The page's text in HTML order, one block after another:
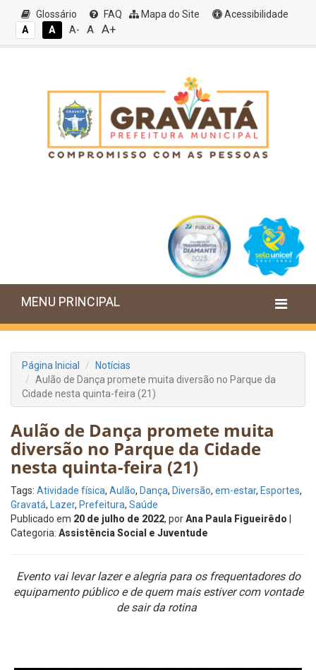
Glossário FAQ Mapa do Site
Acessibilidade
A
A A- A A+
MENU PRINCIPAL
Página Inicial
Notícias
Aulão de Dança promete muita diversão no Parque da
Cidade nesta quinta-feira (21)
Aulão de Dança promete muita
diversão no Parque da Cidade
nesta quinta-feira (21)
Tags: Atividade física, Aulão, Dança, Diversão, em-estar, Esportes,
Gravatá, Lazer, Prefeitura, Saúde
Publicado em 20 de julho de 2022, porAna Paula Figueirêdo
Categoria: Assistência Social e Juventude
Evento vai levar lazer e alegria para os frequentadores do
equipamento público e de quem mais estiver com vontade
de sair da rotina